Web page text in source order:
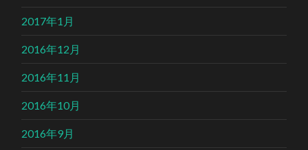
2017年1月
2016年12月
2016年11月
2016年10月
2016年9月